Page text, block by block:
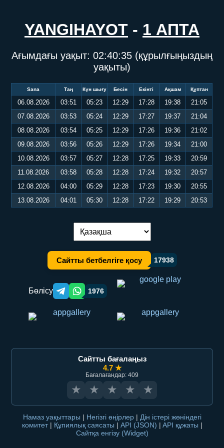
YANGIHAYOT - 1 АПТА
Ағымдағы уақыт: 02:40:35 (құрылғыңыздың
уақыты)
Sana Таң Күн шығу Бесін Екінті Ақшам Құптан
06.08.2026 03:51 05:23 12:29 17:28 19:38
21:05
07.08.2026
03:53 05:24 12:29 17:27 19:37
21:04
08.08.2026
03:54 05:25 12:29 17:26 19:36
21:02
09.08.2026
03:56 05:26 12:29 17:26 19:34
21:00
10.08.2026
03:57 05:27 12:28 17:25 19:33
20:59
11.08.2026
03:58 05:28 12:28 17:24 19:32
20:57
12.08.2026
04:00 05:29 12:28 17:23 19:30
20:55
13.08.2026
04:01 05:30 12:28 17:22 19:29 20:53
Тілді ауыстыру:
Сайтты бетбелгіге қосу 17938
Бөлісу Telegram orqali ulashish
WhatsApp orqali ulashish
1976
Сайтты бағалаңыз
4.7 ★
Бағалағандар: 409
★ ★ ★ ★ ★
Намаз уақыттары | Негізгі өңірлер | Дін істері жөніндегі
комитет | Құпиялық саясаты | API (JSON) | API құжаты |
Сайтқа енгізу (Widget)